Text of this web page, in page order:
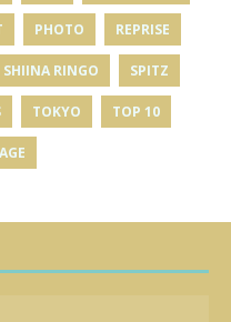
PHOTO REPRISE
SHIINA RINGO SPITZ
TOKYO TOP 10